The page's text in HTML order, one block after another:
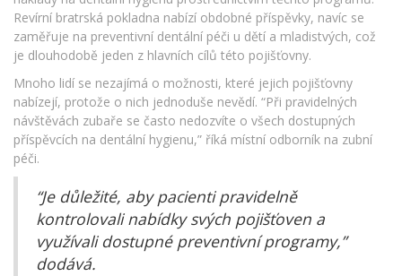
Revírní bratrská pokladna nabízí obdobné příspěvky, navíc se
zaměřuje na preventivní dentální péči u dětí a mladistvých, což
je dlouhodobě jeden z hlavních cílů této pojišťovny.
Mnoho lidí se nezajímá o možnosti, které jejich pojišťovny
nabízejí, protože o nich jednoduše nevědí. “Při pravidelných
návštěvách zubaře se často nedozvíte o všech dostupných
příspěvcích na dentální hygienu,” říká místní odborník na zubní
péči.
“Je důležité, aby pacienti pravidelně
kontrolovali nabídky svých pojišťoven a
využívali dostupné preventivní programy,”
dodává.